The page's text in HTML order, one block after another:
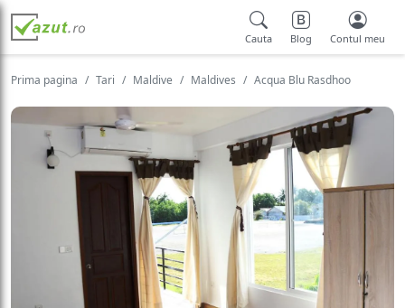
Cauta Blog Contul meu
Prima pagina Tari Maldive Maldives Acqua Blu Rasdhoo